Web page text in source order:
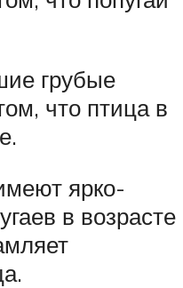
грубые
что птица в
ярко-
в возрасте